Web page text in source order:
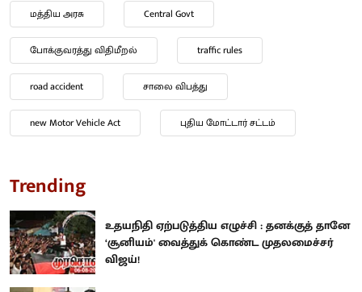
மத்திய அரசு Central Govt
போக்குவரத்து விதிமீறல் traffic rules
road accident சாலை விபத்து
new Motor Vehicle Act புதிய மோட்டார் சட்டம்
Trending
உதயநிதி ஏற்படுத்திய எழுச்சி : தனக்குத் தானே
‘சூனியம்' வைத்துக் கொண்ட முதலமைச்சர்
விஜய்!